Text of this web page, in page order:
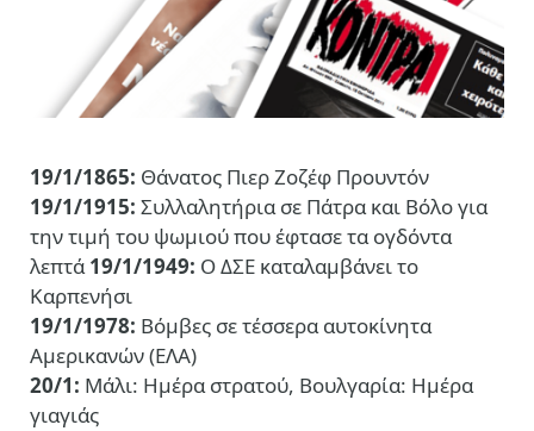
19/1/1865: Θάνατος Πιερ Ζοζέφ Προυντόν
19/1/1915: Συλλαλητήρια σε Πάτρα και Βόλο για
την τιμή του ψωμιού που έφτασε τα ογδόντα
λεπτά19/1/1949: Ο ΔΣΕ καταλαμβάνει το
Καρπενήσι
19/1/1978: Βόμβες σε τέσσερα αυτοκίνητα
Αμερικανών (ΕΛΑ)
20/1: Μάλι: Ημέρα στρατού, Βουλγαρία: Ημέρα
γιαγιάς